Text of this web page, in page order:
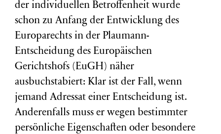
der individuellen Betroffenheit wurde
schon zu Anfang der Entwicklung des
Europarechts in der Plaumann-
Entscheidung des Europäischen
Gerichtshofs (EuGH) näher
ausbuchstabiert: Klar ist der Fall, wenn
jemand Adressat einer Entscheidung ist.
Anderenfalls muss er wegen bestimmter
persönliche Eigenschaften oder besondere